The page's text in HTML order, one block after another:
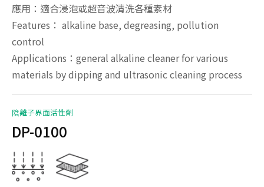
應用：適合浸泡或超音波清洗各種素材
Features： alkaline base, degreasing, pollution
control
Applications：general alkaline cleaner for various
materials by dipping and ultrasonic cleaning process
陰離子界面活性劑
DP-0100